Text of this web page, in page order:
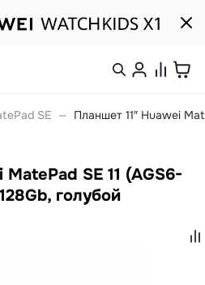
SE — Планшет 11″ Huawei
SE 11 (AGS6-
голубой